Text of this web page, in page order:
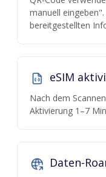
manuell
bereitgestellten
eSIM
Nach dem
Aktivierung 1–7
Daten-